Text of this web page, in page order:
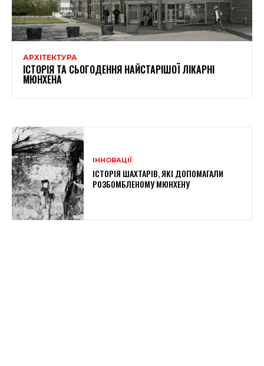
АРХІТЕКТУРА
ІСТОРІЯ ТА СЬОГОДЕННЯ НАЙСТАРІШОЇ ЛІКАРНІ
МЮНХЕНА
ІННОВАЦІЇ
ІСТОРІЯ ШАХТАРІВ, ЯКІ ДОПОМАГАЛИ
РОЗБОМБЛЕНОМУ МЮНХЕНУ